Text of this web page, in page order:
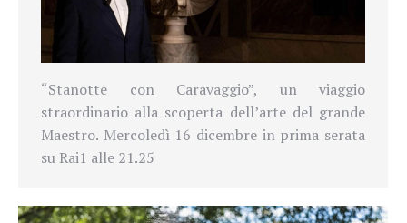
“Stanotte con Caravaggio”, un viaggio
straordinario alla scoperta dell’arte del grande
Maestro. Mercoledì 16 dicembre in prima serata
su Rai1 alle 21.25